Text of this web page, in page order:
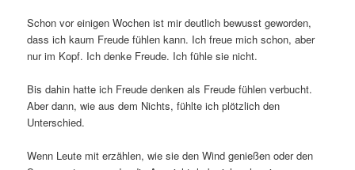
Schon vor einigen Wochen ist mir deutlich bewusst geworden,
dass ich kaum Freude fühlen kann. Ich freue mich schon, aber
nur im Kopf. Ich denke Freude. Ich fühle sie nicht.
Bis dahin hatte ich Freude denken als Freude fühlen verbucht.
Aber dann, wie aus dem Nichts, fühlte ich plötzlich den
Unterschied.
Wenn Leute mit erzählen, wie sie den Wind genießen oder den